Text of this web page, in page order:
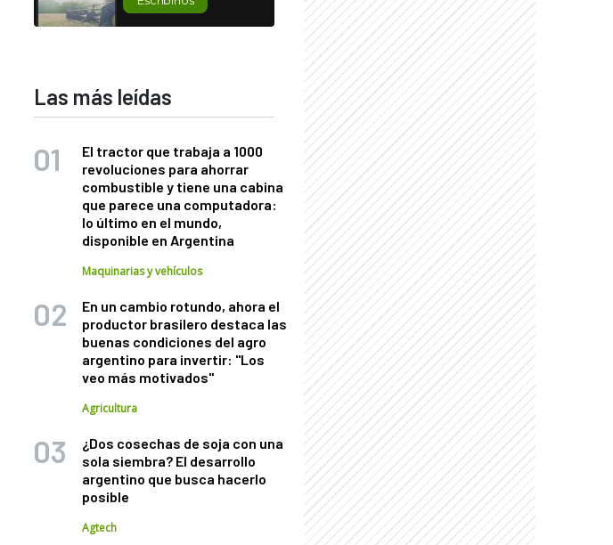
Las más leídas
El tractor que trabaja a 1000
revoluciones para ahorrar
combustible y tiene una cabina
que parece una computadora:
lo último en el mundo,
disponible en Argentina
Maquinarias y vehículos
En un cambio rotundo, ahora el
productor brasilero destaca las
buenas condiciones del agro
argentino para invertir: "Los
veo más motivados"
Agricultura
¿Dos cosechas de soja con una
sola siembra? El desarrollo
argentino que busca hacerlo
posible
Agtech